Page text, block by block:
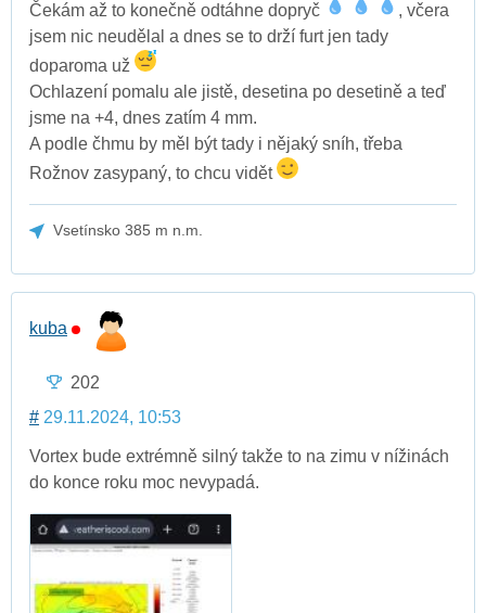
Čekám až to konečně odtáhne dopryč
, včera
jsem nic neudělal a dnes se to drží furt jen tady
doparoma už
Ochlazení pomalu ale jistě, desetina po desetině a teď
jsme na +4, dnes zatím 4 mm.
A podle čhmu by měl být tady i nějaký sníh, třeba
Rožnov zasypaný, to chcu vidět
Vsetínsko 385 m n.m.
kuba
202
# 29.11.2024, 10:53
Vortex bude extrémně silný takže to na zimu v nížinách
do konce roku moc nevypadá.